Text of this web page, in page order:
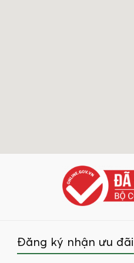
Đăng ký nhận ưu đãi